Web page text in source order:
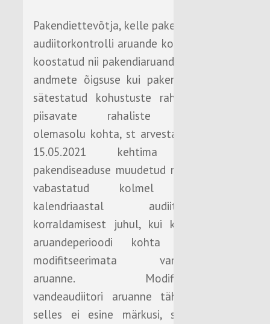
Pakendiettevõtja, kelle pakendiaruande
audiitorkontrolli aruande kokkuvõte on
koostatud nii pakendiaruandes esitatud
andmete õigsuse kui pakendiseaduses
sätestatud kohustuste rahastamiseks
piisavate rahaliste vahendite
olemasolu kohta, st arvestades alates
15.05.2021 kehtima hakanud
pakendiseaduse muudetud nõudeid, on
vabastatud kolmel järgneval
kalendriaastal audiitorkontrolli
korraldamisest juhul, kui kontrollitud
aruandeperioodi kohta esitatakse
modifitseerimata vandeaudiitori
aruanne. Modifitseerimata
vandeaudiitori aruanne tähendab, et
selles ei esine märkusi, see ei ole